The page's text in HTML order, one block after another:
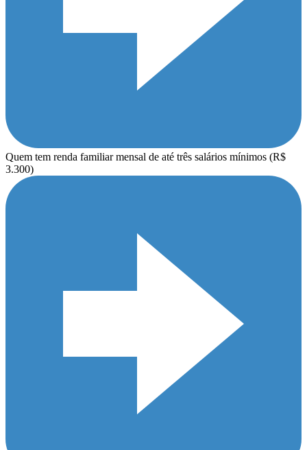
Quem tem renda familiar mensal de até três salários mínimos (R$
3.300)